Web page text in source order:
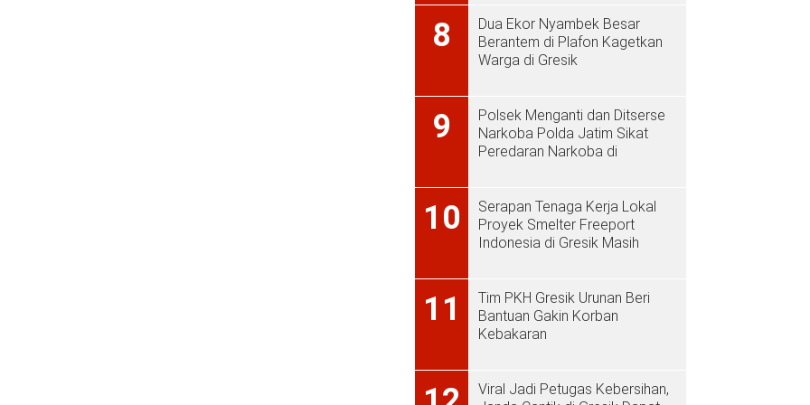
8
Dua Ekor Nyambek Besar
Berantem di Plafon Kagetkan
Warga di Gresik
9
Polsek Menganti dan Ditserse
Narkoba Polda Jatim Sikat
Peredaran Narkoba di
10
Serapan Tenaga Kerja Lokal
Proyek Smelter Freeport
Indonesia di Gresik Masih
11
Tim PKH Gresik Urunan Beri
Bantuan Gakin Korban
Kebakaran
Viral Jadi Petugas Kebersihan,